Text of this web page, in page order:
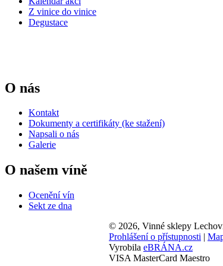
Z vinice do vinice
Degustace
O nás
Kontakt
Dokumenty a certifikáty (ke stažení)
Napsali o nás
Galerie
O našem víně
Ocenění vín
Sekt ze dna
© 2026, Vinné sklepy
Prohlášení o přístupnosti |
Vyrobila eBRÁNA.cz
VISA MasterCard Maestro